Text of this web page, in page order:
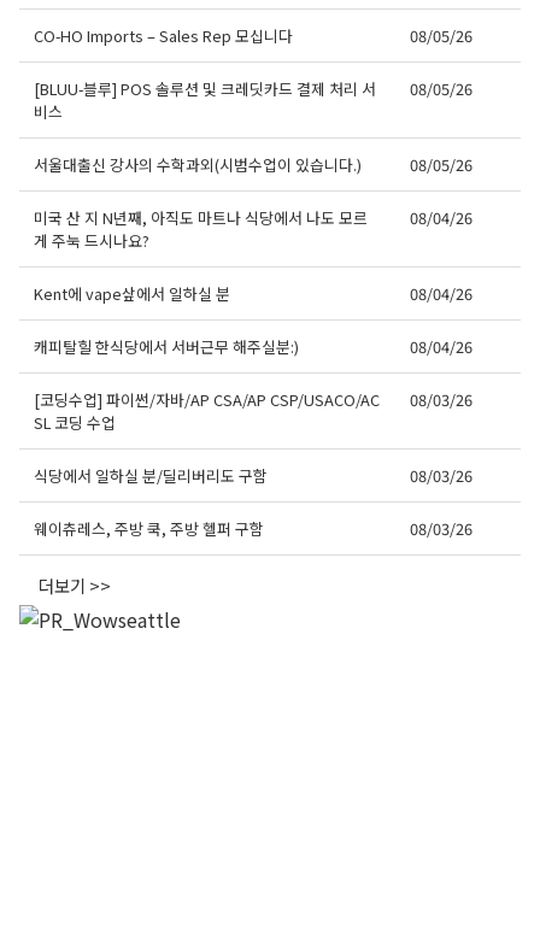
CO-HO Imports – Sales Rep 모십니다 08/05/26
[BLUU-블루] POS 솔루션 및 크레딧카드 결제 처리 서
비스
08/05/26
서울대출신 강사의 수학과외(시범수업이 있습니다.) 08/05/26
미국 산 지 N년째, 아직도 마트나 식당에서 나도 모르
게 주눅 드시나요?
08/04/26
Kent에 vape샆에서 일하실 분 08/04/26
캐피탈힐 한식당에서 서버근무 해주실분:) 08/04/26
[코딩수업] 파이썬/자바/AP CSA/AP CSP/USACO/AC
SL 코딩 수업
08/03/26
식당에서 일하실 분/딜리버리도 구함 08/03/26
웨이츄레스, 주방 쿡, 주방 헬퍼 구함 08/03/26
더보기 >>